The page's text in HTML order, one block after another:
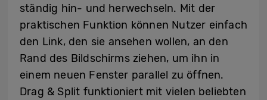
ständig hin- und herwechseln. Mit der
praktischen Funktion können Nutzer einfach
den Link, den sie ansehen wollen, an den
Rand des Bildschirms ziehen, um ihn in
einem neuen Fenster parallel zu öffnen.
Drag & Split funktioniert mit vielen beliebten